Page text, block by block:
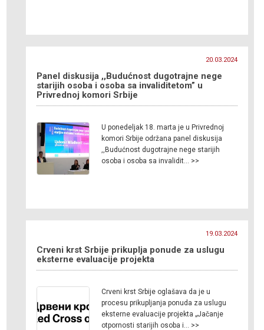
20.03.2024
Panel diskusija ,,Budućnost dugotrajne nege
starijih osoba i osoba sa invaliditetom” u
Privrednoj komori Srbije
U ponedeljak 18. marta je u Privrednoj
komori Srbije održana panel diskusija
,,Budućnost dugotrajne nege starijih
osoba i osoba sa invalidit… >>
19.03.2024
Crveni krst Srbije prikuplja ponude za uslugu
eksterne evaluacije projekta
Crveni krst Srbije oglašava da je u
procesu prikupljanja ponuda za uslugu
eksterne evaluacije projekta „Jačanje
otpornosti starijih osoba i… >>